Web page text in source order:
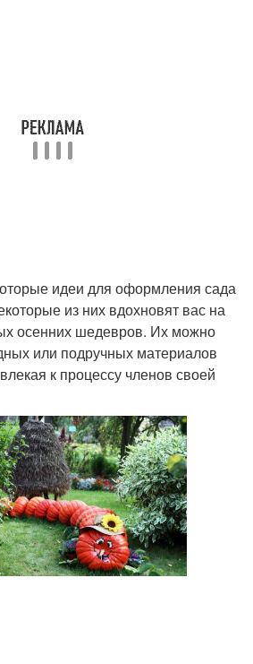
идеи для оформления сада
из них вдохновят вас на
осенних шедевров. Их можно
или подручных материалов
к процессу членов своей